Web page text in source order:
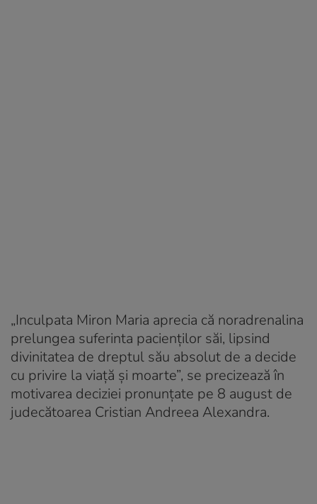
„Inculpata Miron Maria aprecia că noradrenalina
prelungea suferinta pacienților săi, lipsind
divinitatea de dreptul său absolut de a decide
cu privire la viață și moarte”, se precizează în
motivarea deciziei pronunțate pe 8 august de
judecătoarea Cristian Andreea Alexandra.